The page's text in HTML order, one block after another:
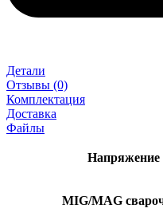
Детали
Отзывы (0)
Комплектация
Доставка
Файлы
Напряжение
MIG/MAG